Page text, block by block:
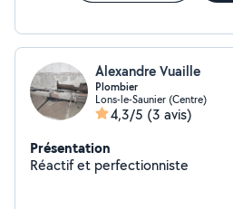
Alexandre Vuaille
Plombier
Lons-le-Saunier (Centre)
4,3/5 (3 avis)
Présentation
Réactif et perfectionniste